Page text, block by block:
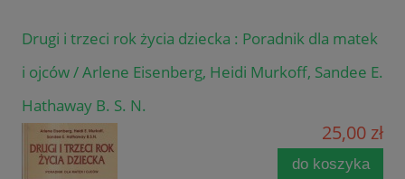
Drugi i trzeci rok życia dziecka : Poradnik dla matek
i ojców / Arlene Eisenberg, Heidi Murkoff, Sandee E.
Hathaway B. S. N.
25,00 zł
do koszyka